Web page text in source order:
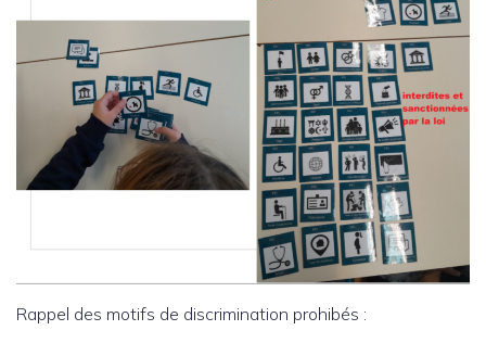
Rappel des motifs de discrimination prohibés :